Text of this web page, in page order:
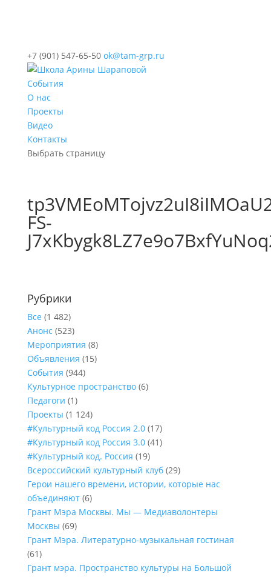
+7 (901) 547-65-50 ok@tam-grp.ru
События
О нас
Проекты
Видео
Контакты
Выбрать страницу
FS-
Рубрики
Все (1 482)
Анонс (523)
Мероприятия (8)
Объявления (15)
События (944)
Культурное пространство(6)
Педагоги (1)
Проекты (1 124)
#Культурный код Россия 2.0(17)
#Культурный код Россия 3.0(41)
#Культурный код. Россия (19)
Всероссийский культурный клуб(29)
Герои нашего времени, истории, которые нас
объединяют(6)
Грант Мэра Москвы. Мы — Медиаволонтеры
Москвы (69)
Грант Мэра. Литературно-музыкальная гостиная
(61)
Грант мэра. Пространство культуры на Большой